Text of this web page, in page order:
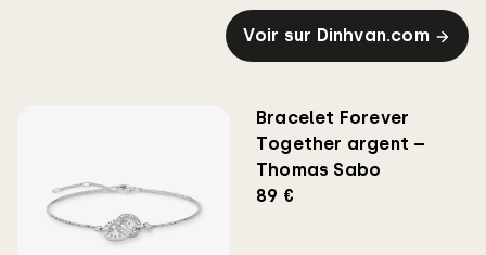
Voir sur Dinhvan.com
Bracelet Forever
Together argent –
Thomas Sabo
89 €